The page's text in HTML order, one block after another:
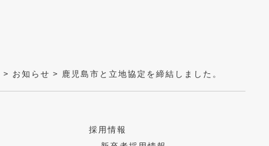
> お知らせ > 鹿児島市と立地協定を締結しました。
採用情報